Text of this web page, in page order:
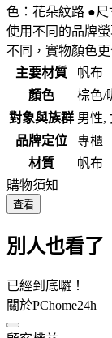
色：花朵紋路 ●
使用不同的品牌
不同，實物顏色
主要材質
帆布
顏色
棕色/
對象與族群 男性,
品牌定位
專櫃
材質
帆布
購物須知
查看
別人也看了
已經到底囉！
關於PChome24h